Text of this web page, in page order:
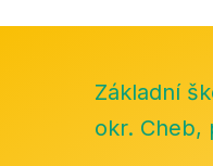
Základní
okr. Cheb,